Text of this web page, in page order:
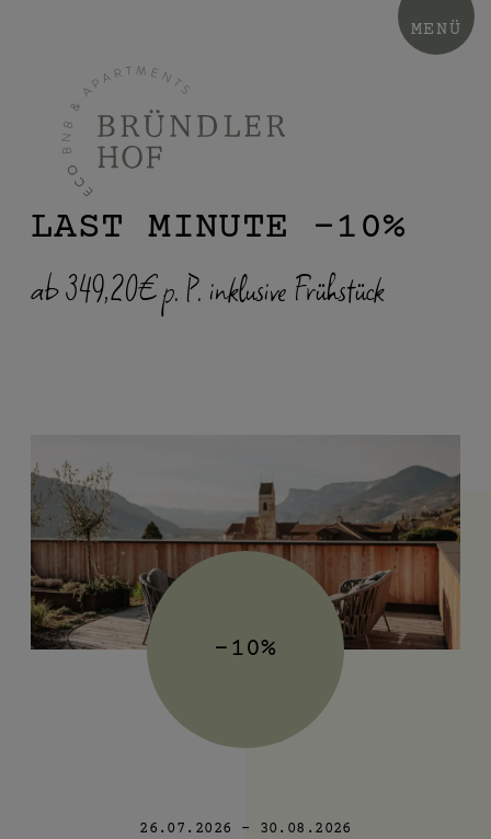
MENÜ
LAST MINUTE -10%
ab 349,20€ p. P. inklusive Frühstück
-10%
26.07.2026 - 30.08.2026